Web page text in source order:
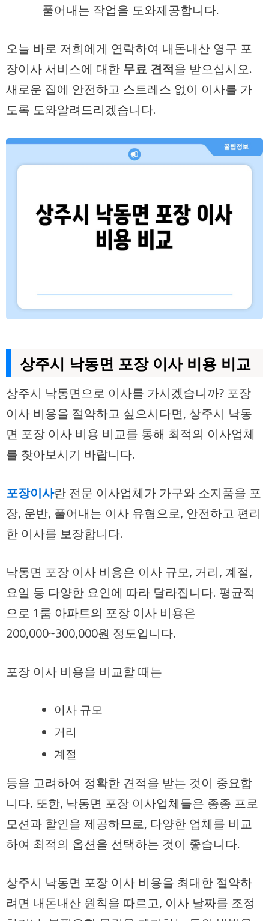
풀어내는 작업을 도와제공합니다.
오늘 바로 저희에게 연락하여 내돈내산 영구 포
장이사 서비스에 대한 무료 견적을 받으십시오.
새로운 집에 안전하고 스트레스 없이 이사를 가
도록 도와알려드리겠습니다.
상주시 낙동면 포장 이사 비용 비교
상주시 낙동면으로 이사를 가시겠습니까? 포장
이사 비용을 절약하고 싶으시다면, 상주시 낙동
면 포장 이사 비용 비교를 통해 최적의 이사업체
를 찾아보시기 바랍니다.
포장이사란 전문 이사업체가 가구와 소지품을 포
장, 운반, 풀어내는 이사 유형으로, 안전하고 편리
한 이사를 보장합니다.
낙동면 포장 이사 비용은 이사 규모, 거리, 계절,
요일 등 다양한 요인에 따라 달라집니다. 평균적
으로 1룸 아파트의 포장 이사 비용은
200,000~300,000원 정도입니다.
포장 이사 비용을 비교할 때는
이사 규모
거리
계절
등을 고려하여 정확한 견적을 받는 것이 중요합
니다. 또한, 낙동면 포장 이사업체들은 종종 프로
모션과 할인을 제공하므로, 다양한 업체를 비교
하여 최적의 옵션을 선택하는 것이 좋습니다.
상주시 낙동면 포장 이사 비용을 최대한 절약하
려면 내돈내산 원칙을 따르고, 이사 날짜를 조정